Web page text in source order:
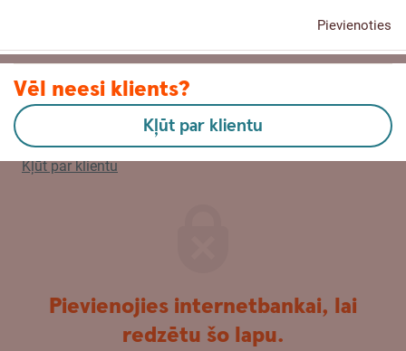
Pievienoties
English
Kļūt par klientu
Vēl neesi klients?
Kļūt par klientu
Pievienojies internetbankai, lai
redzētu šo lapu.